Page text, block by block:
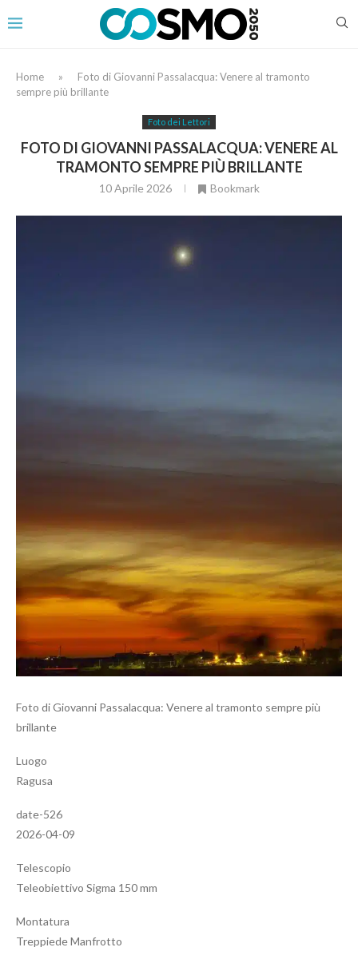
Home »
Foto di Giovanni Passalacqua: Venere al tramonto
sempre più brillante
Foto dei Lettori
FOTO DI GIOVANNI PASSALACQUA: VENERE AL
TRAMONTO SEMPRE PIÙ BRILLANTE
10 Aprile 2026 Bookmark
Foto di Giovanni Passalacqua: Venere al tramonto sempre più
brillante
Luogo
Ragusa
date-526
2026-04-09
Telescopio
Teleobiettivo Sigma 150 mm
Montatura
Treppiede Manfrotto